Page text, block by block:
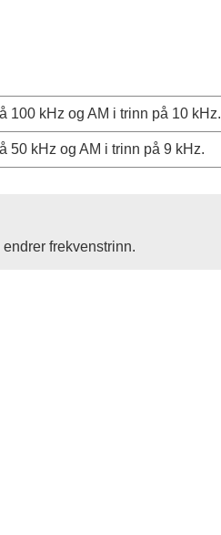
100 kHz og AM i trinn på 10 kHz.
50 kHz og AM i trinn på 9 kHz.
frekvenstrinn.